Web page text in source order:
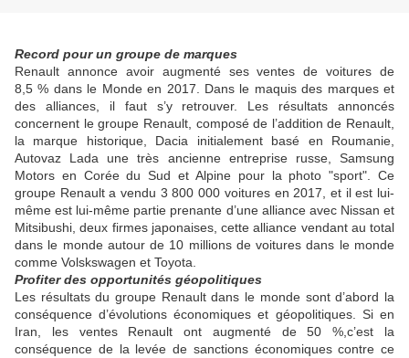
Record pour un groupe de marques
Renault annonce avoir augmenté ses ventes de voitures de
8,5 % dans le Monde en 2017. Dans le maquis des marques et
des alliances, il faut s’y retrouver. Les résultats annoncés
concernent le groupe Renault, composé de l’addition de Renault,
la marque historique, Dacia initialement basé en Roumanie,
Autovaz Lada une très ancienne entreprise russe, Samsung
Motors en Corée du Sud et Alpine pour la photo "sport". Ce
groupe Renault a vendu 3 800 000 voitures en 2017, et il est lui-
même est lui-même partie prenante d’une alliance avec Nissan et
Mitsibushi, deux firmes japonaises, cette alliance vendant au total
dans le monde autour de 10 millions de voitures dans le monde
comme Volskswagen et Toyota.
Profiter des opportunités géopolitiques
Les résultats du groupe Renault dans le monde sont d’abord la
conséquence d’évolutions économiques et géopolitiques. Si en
Iran, les ventes Renault ont augmenté de 50 %,c’est la
conséquence de la levée de sanctions économiques contre ce